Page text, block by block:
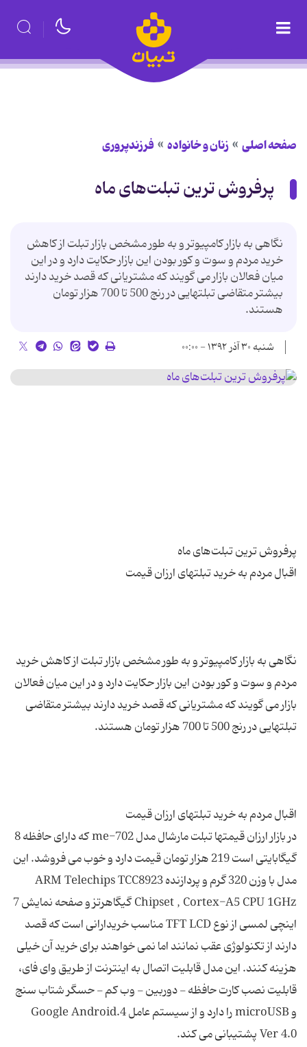
صفحه اصلی زنان و خانواده فرزندپروری
پرفروش ترین تبلت‌های ماه
نگاهی به بازار کامپیوتر و به طور مشخص بازار تبلت از کاهش
خرید مردم و سوت و کور بودن این بازار حکایت دارد و در این
میان فعالان بازار می گویند که مشتریانی که قصد خرید دارند
بیشتر متقاضی تبلتهایی در رنج 500 تا 700 هزار تومان
هستند.
شنبه ۳۰ آذر ۱۳۹۲ - ۰۰:۰۰
نگاهی به بازار کامپیوتر و به طور مشخص بازار تبلت از کاهش خرید
مردم و سوت و کور بودن این بازار حکایت دارد و در این میان فعالان
بازار می گویند که مشتریانی که قصد خرید دارند بیشتر متقاضی
در بازار ارزان قیمتها تبلت مارشال مدل me-702 که دارای حافظه 8
گیگابایتی است 219 هزار تومان قیمت دارد و خوب می فروشد. این
مدل با وزن 320 گرم و پردازنده ARM Telechips TCC8923
Chipset , Cortex-A5 CPU 1GHz گیگاهرتز و صفحه نمایش 7
اینچی لمسی از نوع TFT LCD مناسب خریدارانی است که قصد
دارند از تکنولوژی عقب نمانند اما نمی خواهند برای خرید آن خیلی
هزینه کنند. این مدل قابلیت اتصال به اینترنت از طریق وای فای،
قابلیت نصب کارت حافظه - دوربین - وب کم - حسگر شتاب سنج
و microUSB را دارد و از سیستم عامل 4.Google Android